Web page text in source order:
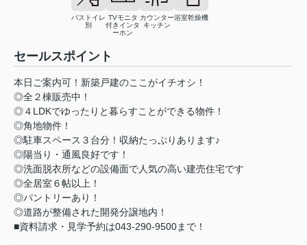
バストイレ
別
TVモニタ
付きインタ
ーホン
カウンター
キッチン
浴室乾燥機
セールスポイント
本日ご案内可！新築戸建のここがイチオシ！
◎全２棟販売中！
◎４LDKでゆったりと暮らすことができる物件！
◎角地物件！
◎駐車スペース３台分！収納たっぷりあります♪
◎陽当り・通風良好です！
◎洗面脱衣所などの設備面で人気の高い建売住宅です
◎全居室６帖以上！
◎パントリーあり！
◎道路が整備された開発分譲地内！
■資料請求・見学予約は043-290-9500まで！